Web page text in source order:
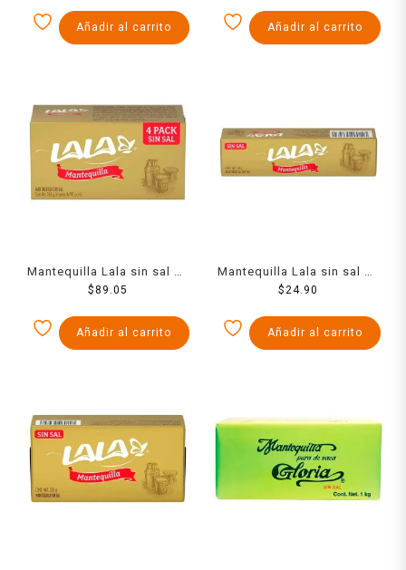
Añadir al carrito Añadir al carrito
Mantequilla Lala sin sal en
barra 4 pzas 90 g
$ 89.05
Añadir al carrito
Mantequilla Lala sin sal en
barra 90 g
$24.90
Añadir al carrito